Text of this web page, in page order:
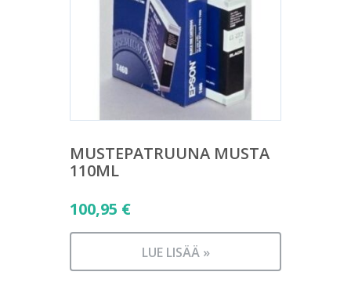
MUSTEPATRUUNA MUSTA
110ML
100,95 €
LUE LISÄÄ »